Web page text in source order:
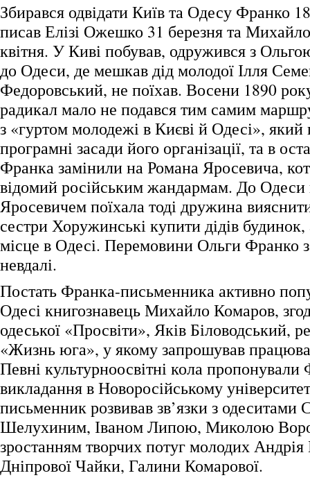
Збирався одвідати Київ та Одесу Франко
писав Елізі Ожешко 31 березня та
квітня. У Киві побував, одружився з
до Одеси, де мешкав дід молодої Ілля
Федоровський, не поїхав. Восени 1890
радикал мало не подався тим самим
з «гуртом молодежі в Києві й Одесі», який
програмні засади його організації, та в
Франка замінили на Романа Яросевича,
відомий російським жандармам. До Одеси
Яросевичем поїхала тоді дружина
сестри Хоружинські купити дідів
місце в Одесі. Перемовини Ольги Франко
невдалі.
Постать Франка-письменника активно
Одесі книгознавець Михайло Комаров,
одеської «Просвіти», Яків Біловодський,
«Жизнь юга», у якому запрошував
Певні культурноосвітні кола пропонували
викладання в Новоросійському
письменник розвивав зв’язки з одеситами
Шелухиним, Іваном Липою, Миколою
зростанням творчих потуг молодих
Дніпрової Чайки, Галини Комарової.